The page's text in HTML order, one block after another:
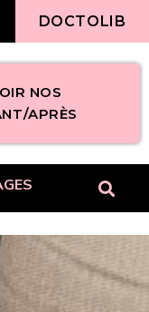
DOCTOLIB
NOS
APRÈS